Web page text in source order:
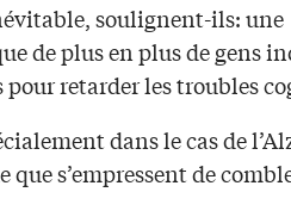
soulignent-ils: une
de plus en plus de gens
retarder les troubles
dans le cas de
que s’empressent de